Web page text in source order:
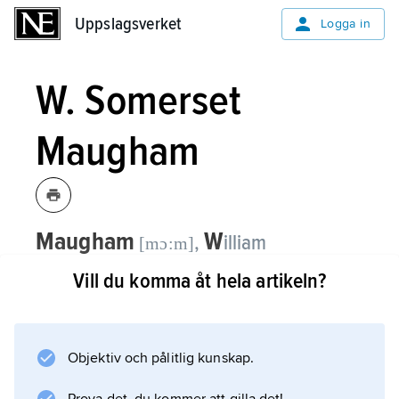
Uppslagsverket Logga in
W. Somerset
Maugham
Maugham [mɔ:m],William
Somerset,1874–1965, brittisk
Maugham 1897 med den realistiska romanen
Liza of Lambeth
Vill du komma åt hela artikeln?
Objektiv och pålitlig kunskap.